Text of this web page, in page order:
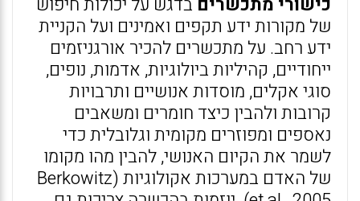
של מקורות ידע תקפים ואמינים ועל הקניית
ידע רחב. על מתכשרים להכיר אורגניזמים
ייחודיים, קהיליות ביולוגיות, אדמות, נופים,
סוגי אקלים, מוסדות אנושיים ותרבויות
קרובות ולהבין כיצד חומרים ומשאבים
נאספים ומפוזרים מקומית וגלובלית כדי
לשמר את הקיום האנושי, להבין מהו מקומו
של האדם במערכות אקולוגיות (Berkowitz